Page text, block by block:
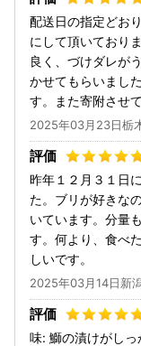
配送日の指定どお
にして頂いており
良く、づけダレが
かせてもらいまし
す。また寄附させ
2025年03月23日栃
昨年１２月３１日
た。ブリが好きな
いています。分量
す。何より、食べ
しいです。
2025年03月14日新
味: 鰤の漬けがし